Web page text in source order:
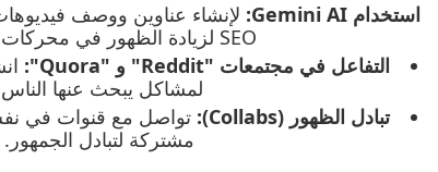
استخدام Gemini AI:
SEO لزيادة الظهور في محركات البحث.
التفاعل في مجتمعات "Reddit" و "Quora":
لمشاكل يبحث عنها
تبادل الظهور (Collabs):
تواصل مع قنوات في
مشتركة لتبادل الجمهور.